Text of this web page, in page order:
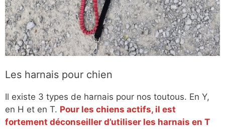
Les harnais pour chien
Il existe 3 types de harnais pour nos toutous. En Y,
en H et en T. Pour les chiens actifs, il est
fortement déconseiller d’utiliser les harnais en T